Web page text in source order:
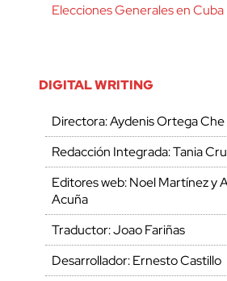
Elecciones Generales en Cuba
DIGITAL WRITING
Directora: Aydenis Ortega Che
Redacción Integrada: Tania
Editores web: Noel Martínez y
Acuña
Traductor: Joao Fariñas
Desarrollador: Ernesto Castillo